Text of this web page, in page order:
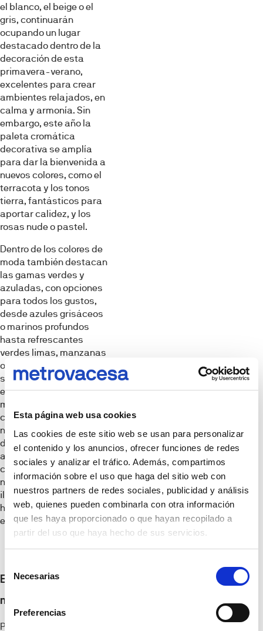
Esta página web usa cookies
Las cookies de este sitio web se usan para personalizar
el contenido y los anuncios, ofrecer funciones de redes
sociales y analizar el tráfico. Además, compartimos
información sobre el uso que haga del sitio web con
nuestros partners de redes sociales, publicidad y análisis
web, quienes pueden combinarla con otra información
que les haya proporcionado o que hayan recopilado a
partir del uso que haya hecho de sus servicios.
de Necesarias
Preferencias
el blanco, el beige o el
gris, continuarán
ocupando un lugar
destacado dentro de la
decoración de esta
primavera-verano,
excelentes para crear
ambientes relajados, en
calma y armonía. Sin
embargo, este año la
paleta cromática
decorativa se amplía
para dar la bienvenida a
nuevos colores, como el
terracota y los tonos
tierra, fantásticos para
aportar calidez, y los
rosas nude o pastel.
Dentro de los colores de
moda también destacan
las gamas verdes y
azuladas, con opciones
para todos los gustos,
desde azules grisáceos
o marinos profundos
hasta refrescantes
verdes limas, manzanas
o menta, sin olvidar el
siempre elegante verde
esmeralda o los tonos
musgo. Como colores de
contraste, este año las
nuevas tendencias se
decantan por tonos
alegres y vibrantes,
como el amarillo, el
naranja o el violeta, para
iluminar el ambiente y
hacer que rebose de
energía positiva.
El valor de la
multifuncionalidad
Por muy grande que sea